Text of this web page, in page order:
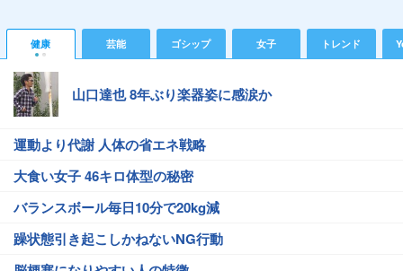
健康 芸能 ゴシップ 女子 トレンド
山口達也 8年ぶり楽器姿に感涙か
運動より代謝 人体の省エネ戦略
大食い女子 46キロ体型の秘密
バランスボール毎日10分で20kg減
躁状態引き起こしかねないNG行動